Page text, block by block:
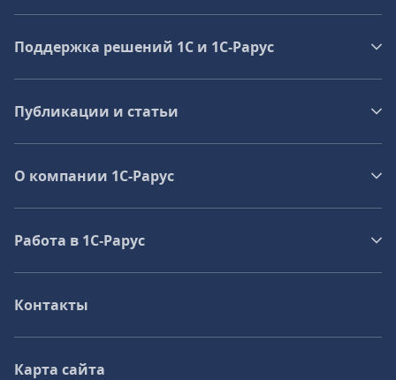
Поддержка решений 1С и 1С‑Рарус
Публикации и статьи
О компании 1C-Рарус
Работа в 1С‑Рарус
Контакты
Карта сайта